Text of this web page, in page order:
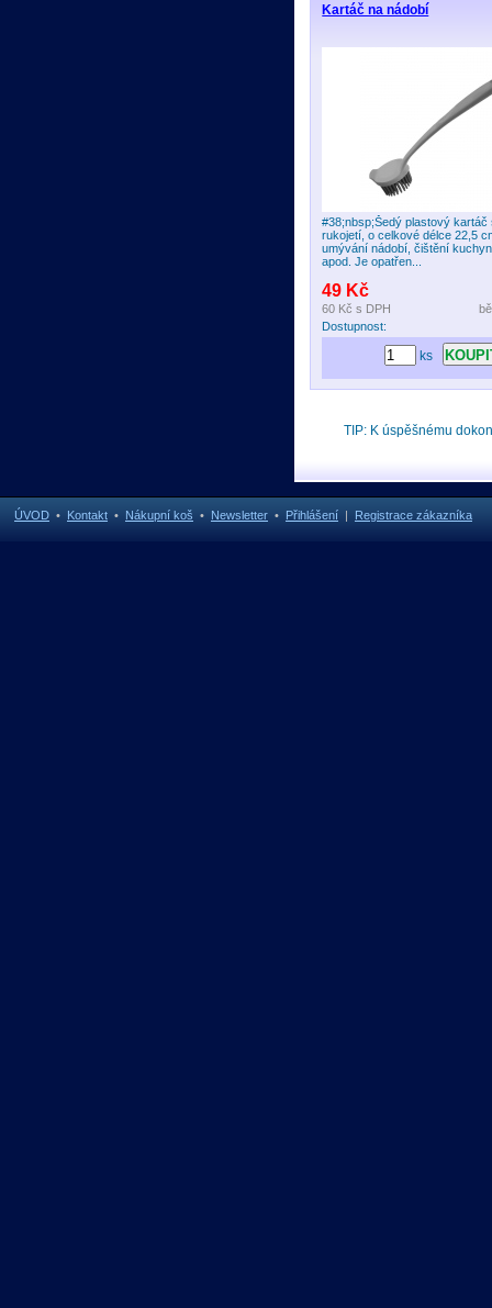
Kartáč na nádobí
#38;nbsp;Šedý plastový kartáč
rukojetí, o celkové délce 22,5
umývání nádobí, čištění
apod. Je opatřen...
49 Kč
60 Kč s DPH
Dostupnost:
ks
TIP: K úspěšnému
ÚVOD • Kontakt • Nákupní koš • Newsletter • Přihlášení | Registrace zákazníka